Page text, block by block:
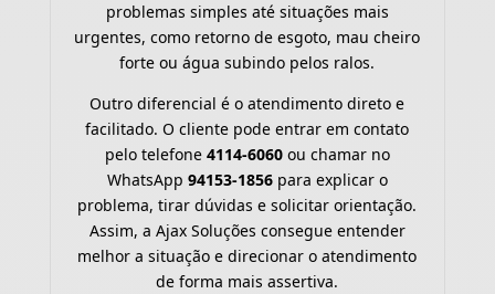
problemas simples até situações mais
urgentes, como retorno de esgoto, mau cheiro
forte ou água subindo pelos ralos.
Outro diferencial é o atendimento direto e
facilitado. O cliente pode entrar em contato
pelo telefone 4114-6060ou chamar no
WhatsApp 94153-1856para explicar o
problema, tirar dúvidas e solicitar orientação.
Assim, a Ajax Soluções consegue entender
melhor a situação e direcionar o atendimento
de forma mais assertiva.